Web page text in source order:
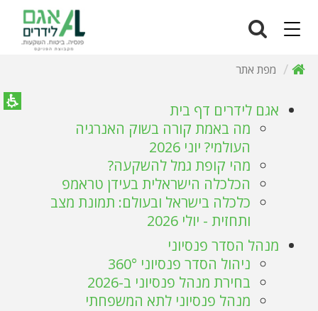
אתר
Navigation
מפת אתר
אגם לידרים דף בית
מה באמת קורה בשוק האנרגיה
העולמי? יוני 2026
מהי קופת גמל להשקעה?
הכלכלה הישראלית בעידן טראמפ
כלכלה בישראל ובעולם: תמונת מצב
ותחזית - יולי 2026
מנהל הסדר פנסיוני
ניהול הסדר פנסיוני 360°
בחירת מנהל פנסיוני ב-2026
מנהל פנסיוני לתא המשפחתי